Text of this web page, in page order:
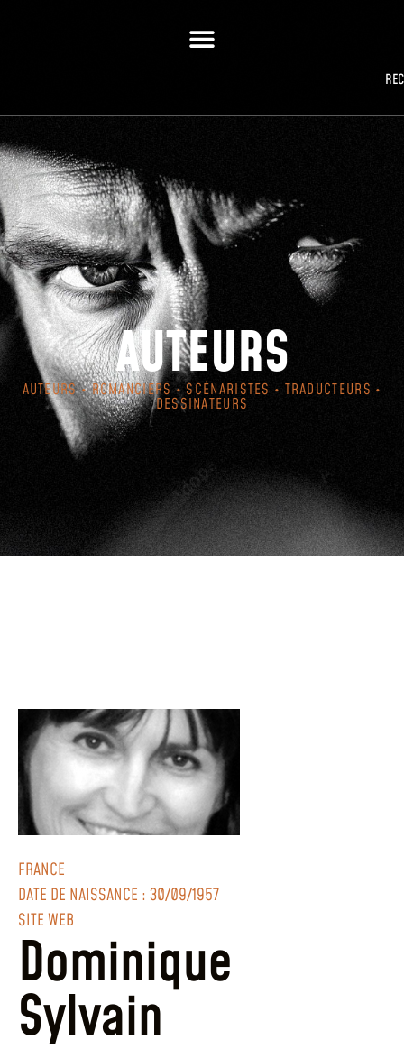
AUTEURS
AUTEURS • ROMANCIERS • SCÉNARISTES • TRADUCTEURS •
DESSINATEURS
FRANCE
DATE DE NAISSANCE : 30/09/1957
SITE WEB
Dominique
Sylvain